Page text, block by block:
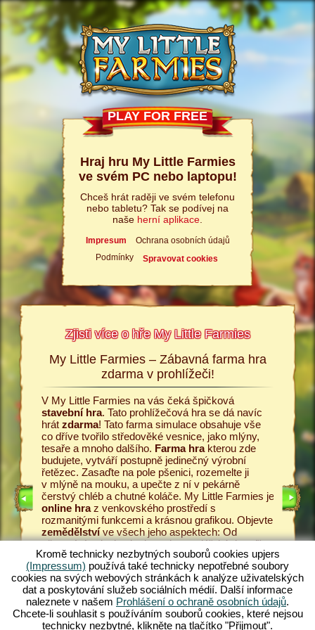
PLAY FOR FREE
Hraj hru My Little Farmies
ve svém PC nebo laptopu!
Chceš hrát raději ve svém telefonu
nebo tabletu? Tak se podívej na
naše herní aplikace
Impresum
Ochrana osobních údajů
Podmínky
Spravovat cookies
Zjisti více o hře My Little Farmies
a k
My Little Farmies – Zábavná farma hra
zdarma v prohlížeči!
V My Little Farmies na vás čeká špičková
stavební hra. Tato prohlížečová hra se dá navíc
hrát zdarma! Tato farma simulace obsahuje vše
co dříve tvořilo středověké vesnice, jako mlýny,
tesaře a mnoho dalšího. Farma hrakterou zde
budujete, vytváří postupně jedinečný výrobní
řetězec. Zasaďte na pole pšenici, rozemelte ji
v mlýně na mouku, a upečte z ní v pekárně
čerstvý chléb a chutné koláče. My Little Farmies je
online hraz venkovského prostředí s
rozmanitými funkcemi a krásnou grafikou. Objevte
zemědělstvíve všech jeho aspektech: Od
pěstování zeleniny k chovu hospodářských zvířat.
Setkáte se s tradičnímihospodářskými zvířaty,
jako je prase kadeřavé Mangalica nebo nádherná
hedvábnička bílá Vytvářejte dechberoucí rozkvetlé
krajiny v My Little Farmies – hraj nyní zdarma.
Nejlepší online hrav prohlížeči!
Vše
Little
nabízí i
kvalitní
hryv
vámi
řetězec
zdarma
Kromě technicky nezbytných souborů cookies upjers
(Impressum) používá také technicky nepotřebné soubory
cookies na svých webových stránkách k analýze uživatelských
dat a poskytování služeb sociálních médií. Další informace
naleznete v našem Prohlášení o ochraně osobních údajů.
Chcete-li souhlasit s používáním souborů cookies, které nejsou
technicky nezbytné, klikněte na tlačítko "Přijmout".